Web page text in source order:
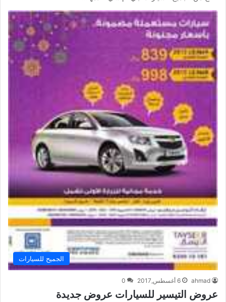
الجميح للسيارات
ahmad 6 أغسطس,2017 0
عروض التيسير للسيارات عروض جديدة